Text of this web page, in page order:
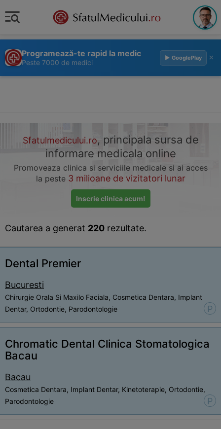
Programează-te rapid la medic
Peste 7000 de medici
▶ GooglePlay ×
Sfatulmedicului.ro, principala sursa de
informare medicala online
Promoveaza clinica si serviciile medicale si ai acces
la peste 3 milioane de vizitatori lunar
Inscrie clinica acum!
Cautarea a generat 220 rezultate.
Dental Premier
Bucuresti
Chirurgie Orala Si Maxilo Faciala, Cosmetica Dentara, Implant
Dentar, Ortodontie, Parodontologie
P
Chromatic Dental Clinica Stomatologica
Bacau
Bacau
Cosmetica Dentara, Implant Dentar, Kinetoterapie, Ortodontie,
Parodontologie
P